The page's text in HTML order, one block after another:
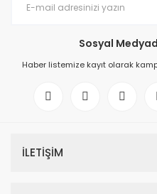
Sosyal
Haber listemize kayıt olarak
İLETİŞİM